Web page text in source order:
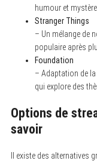
humour et mystère.
Stranger Things
– Un mélange de
populaire après
Foundation
– Adaptation de la
qui explore des
Options de
savoir
Il existe des alternatives
r
o